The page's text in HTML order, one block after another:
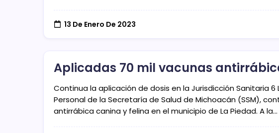
13 De Enero De 2023
Aplicadas 70 mil vacunas
Continua la aplicación de dosis en la Jurisdicción Sanitaria
Personal de la Secretaría de Salud de Michoacán (SSM),
antirrábica canina y felina en el municipio de La Piedad. A la…